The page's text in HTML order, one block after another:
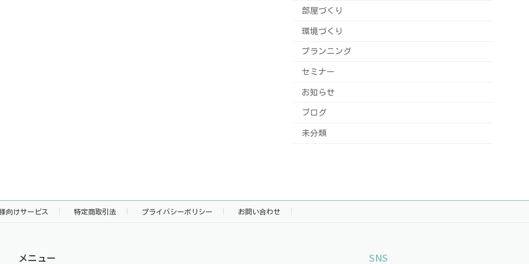
部屋づくり
環境づくり
プランニング
セミナー
お知らせ
ブログ
未分類
向けサービス 特定商取引法 プライバシーポリシー お問い合わせ
メニュー SNS